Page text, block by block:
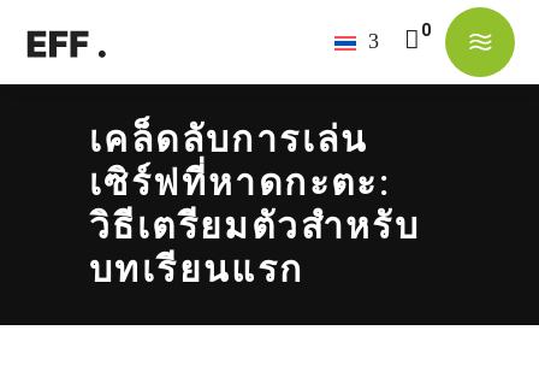
เคล็ดลับการเล่น
เซิร์ฟที่หาดกะตะ:
วิธีเตรียมตัวสำหรับ
บทเรียนแรก